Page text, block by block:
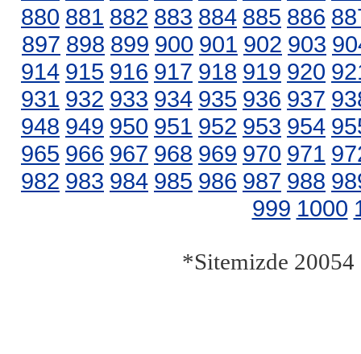
880 881 882 883 884 885 886
897 898 899 900 901 902 903
914 915 916 917 918 919 920
931 932 933 934 935 936 937
948 949 950 951 952 953 954
965 966 967 968 969 970 971
982 983 984 985 986 987 988
999 1000
*Sitemizde 20054